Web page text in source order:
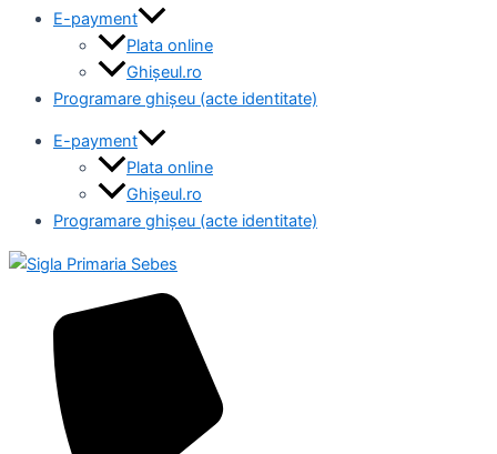
E-payment
Plata online
Ghișeul.ro
Programare ghișeu (acte identitate)
E-payment
Plata online
Ghișeul.ro
Programare ghișeu (acte identitate)